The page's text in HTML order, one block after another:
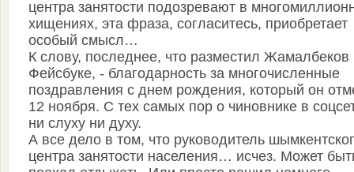
центра занятости подозревают в
хищениях, эта фраза, согласитесь, приобретает
особый смысл…
К слову, последнее, что разместил Жамалбеков
Фейс­буке, - благодарность за многочисленные
поздравления с днем рождения, который он
12 ноября. С тех самых пор о чиновнике в
ни слуху ни духу.
А все дело в том, что руководитель
центра занятости населения… исчез. Может